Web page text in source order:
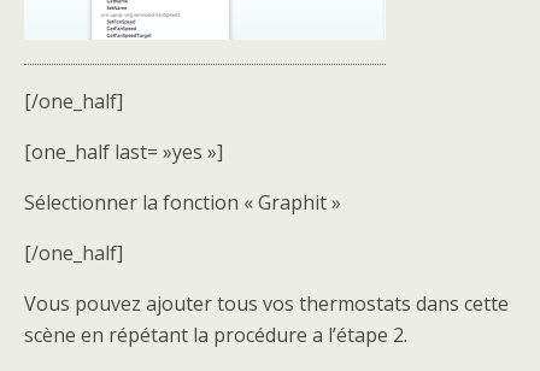
[/one_half]
[one_half last= »yes »]
Sélectionner la fonction « Graphit »
[/one_half]
Vous pouvez ajouter tous vos thermostats dans cette
scène en répétant la procédure a l’étape 2.